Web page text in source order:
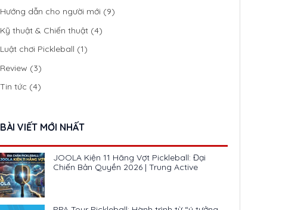
Hướng dẫn cho người mới (9)
Kỹ thuật & Chiến thuật (4)
Luật chơi Pickleball (1)
Review (3)
Tin tức (4)
BÀI VIẾT MỚI NHẤT
JOOLA Kiện 11 Hãng Vợt Pickleball: Đại
Chiến Bản Quyền 2026 | Trung Active